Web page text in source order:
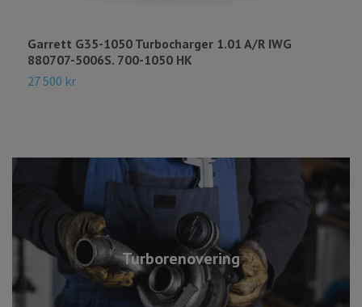
Turborenovering
Garrett G35-1050 Turbocharger 1.01 A/R IWG
880707-5006S. 700-1050 HK
27 500 kr